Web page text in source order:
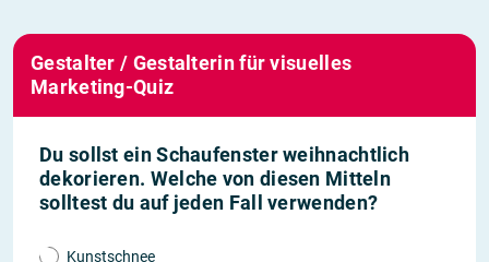
Gestalter / Gestalterin für visuelles
Marketing-Quiz
Du sollst ein Schaufenster weihnachtlich
dekorieren. Welche von diesen Mitteln
solltest du auf jeden Fall verwenden?
Kunstschnee